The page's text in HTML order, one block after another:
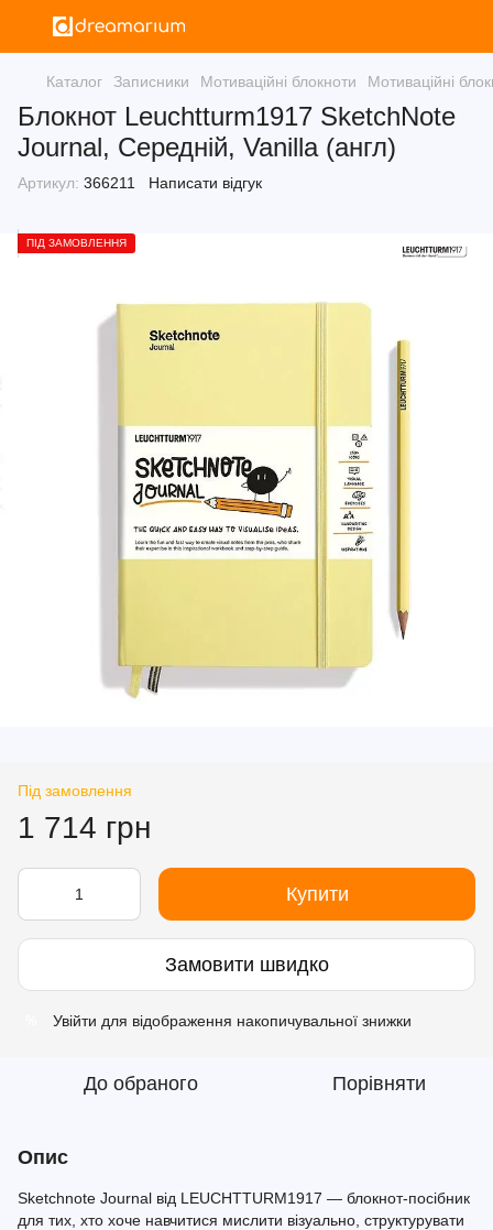
Каталог Записники Мотиваційні блокноти Мотиваційні
Блокнот Leuchtturm1917 SketchNote
Journal, Середній, Vanilla (англ)
Артикул: 366211 Написати відгук
ПІД ЗАМОВЛЕННЯ
Під замовлення
1 714 грн
Купити
Замовити швидко
Увійти для відображення накопичувальної знижки
До обраного Порівняти
Опис
Sketchnote Journal від LEUCHTTURM1917 — блокнот-посібник
для тих, хто хоче навчитися мислити візуально, структурувати